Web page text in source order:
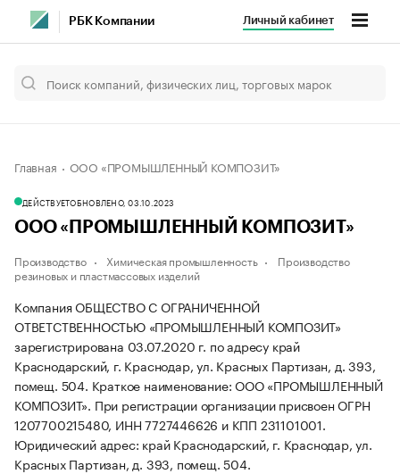
РБК Компании Личный кабинет
Главная ООО «ПРОМЫШЛЕННЫЙ КОМПОЗИТ»
ДЕЙСТВУЕТОБНОВЛЕНО, 03.10.2023
ООО «ПРОМЫШЛЕННЫЙ КОМПОЗИТ»
Производство Химическая промышленность
Производство
резиновых и пластмассовых изделий
Компания ОБЩЕСТВО С ОГРАНИЧЕННОЙ
ОТВЕТСТВЕННОСТЬЮ «ПРОМЫШЛЕННЫЙ КОМПОЗИТ»
зарегистрирована 03.07.2020 г. по адресу край
Краснодарский, г. Краснодар, ул. Красных Партизан, д. 393,
помещ. 504. Краткое наименование: ООО «ПРОМЫШЛЕННЫЙ
КОМПОЗИТ». При регистрации организации присвоен ОГРН
1207700215480, ИНН 7727446626 и КПП 231101001.
Юридический адрес: край Краснодарский, г. Краснодар, ул.
Красных Партизан, д. 393, помещ. 504.